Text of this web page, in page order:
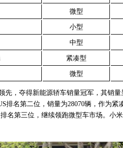
微型
小型
中型
紧凑型
微型
先，夺得新能源轿车销量冠军，其销
排名第二位，销量为28070辆，作为紧
名第三位，继续领跑微型车市场。小